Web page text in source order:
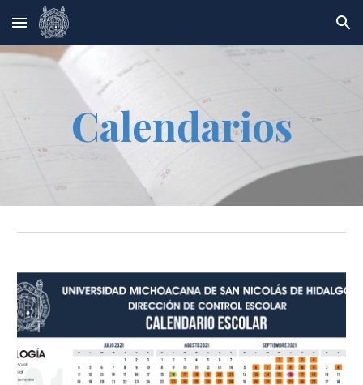
Skip to main content Skip to navigation
Calendarios